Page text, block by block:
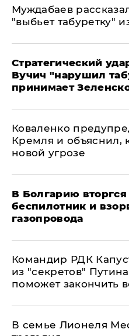
Муждабаев
"выбьет табуретку"
Стратегический
Вучич "нарушил
принимает
Коваленко
Кремля и объяснил,
новой угрозе
В Болгарию
беспилотник и
газопровода
Командир РДК
из "секретов"
поможет закончить
В семье Лионеля